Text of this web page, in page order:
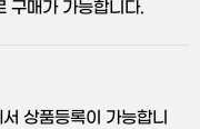
구매가 가능합니다.
상품등록이 가능합니